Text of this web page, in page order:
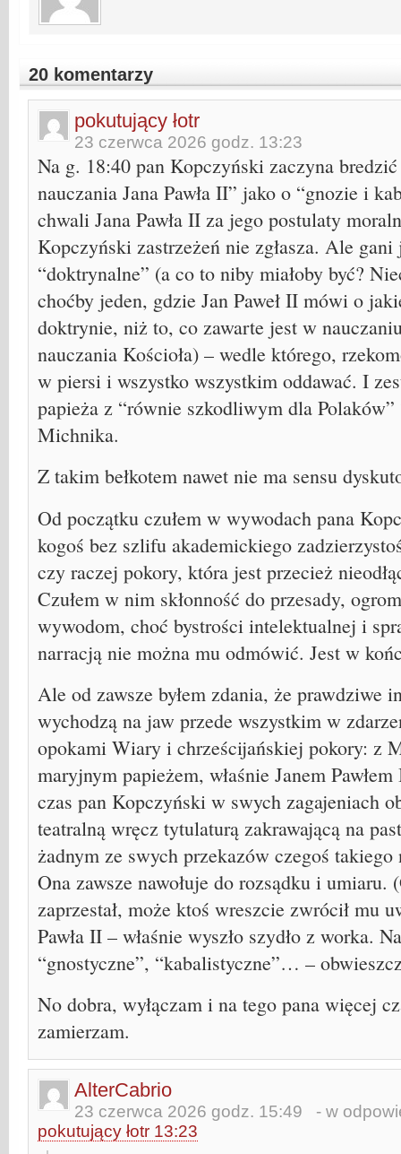
20 komentarzy
pokutujący łotr
23 czerwca 2026 godz. 13:23
Na g. 18:40 pan Kopczyński zaczyna
nauczania Jana Pawła II” jako o “gnozie i
chwali Jana Pawła II za jego postulaty
Kopczyński zastrzeżeń nie zgłasza. Ale gani
“doktrynalne” (a co to niby miałoby być?
choćby jeden, gdzie Jan Paweł II mówi o
doktrynie, niż to, co zawarte jest w
nauczania Kościoła) – wedle którego,
w piersi i wszystko wszystkim oddawać. I
papieża z “równie szkodliwym dla Polaków”
Michnika.
Z takim bełkotem nawet nie ma sensu
Od początku czułem w wywodach pana
kogoś bez szlifu akademickiego
czy raczej pokory, która jest przecież
Czułem w nim skłonność do przesady,
wywodom, choć bystrości intelektualnej i
narracją nie można mu odmówić. Jest w
Ale od zawsze byłem zdania, że prawdziwe
wychodzą na jaw przede wszystkim w
opokami Wiary i chrześcijańskiej pokory: z
maryjnym papieżem, właśnie Janem
czas pan Kopczyński w swych zagajeniach
teatralną wręcz tytulaturą zakrawającą na
żadnym ze swych przekazów czegoś takiego
Ona zawsze nawołuje do rozsądku i umiaru.
zaprzestał, może ktoś wreszcie zwrócił mu
Pawła II – właśnie wyszło szydło z worka.
“gnostyczne”, “kabalistyczne”… –
No dobra, wyłączam i na tego pana więcej
zamierzam.
AlterCabrio
23 czerwca 2026 godz. 15:49 - w
pokutujący łotr 13:23